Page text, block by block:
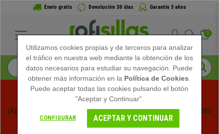
Envío gratis Devolución 30 días Garantía 3 años
0
¡Aprovecha las Rebajas de Verano en Ofisillas! Descuentos
Exclusivos por Tiempo Limitado - Ver Promo
Utilizamos cookies propias y de terceros para analizar
el tráfico en nuestra web mediante la obtención de los
datos necesarios para estudiar su navegación. Puede
obtener más información en la Política de Cookies
Puede aceptar todas las cookies pulsando el botón
"Aceptar y Continuar".
CONFIGURAR ACEPTAR Y CONTINUAR